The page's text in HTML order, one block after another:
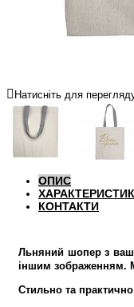
Натисніть для
ОПИС
КОНТАКТИ
Льняний шопер з
іншим зображенням.
Стильно та практично